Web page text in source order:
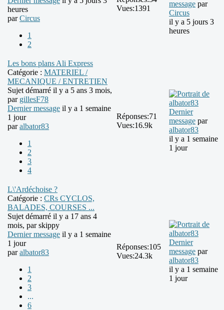
heures
parCircus
1
2
Vues:1391
message par
Circus
il y a 5 jours 3
heures
Les bons plans Ali Express
Catégorie : MATERIEL /
MECANIQUE / ENTRETIEN
Sujet démarré il y a 5 ans 3 mois,
par gillesF78
Dernier message il y a 1 semaine
1 jour
paralbator83
1
2
3
4
Réponses:71
Vues:16.9k
Dernier
message par
albator83
il y a 1 semaine
1 jour
L\'Ardéchoise ?
Catégorie : CRs CYCLOS,
BALADES, COURSES ...
Sujet démarré il y a 17 ans 4
mois, parskippy
Dernier message il y a 1 semaine
1 jour
paralbator83
1
2
3
...
6
Réponses:105
Vues:24.3k
Dernier
message par
albator83
il y a 1 semaine
1 jour